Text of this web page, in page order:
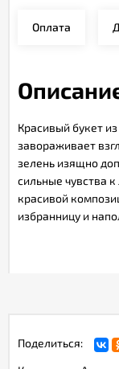
Оплата
Красивый букет
завораживает
зелень изящно
сильные чувства
красивой
избранницу и
Поделиться: